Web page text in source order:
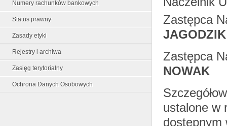
Numery rachunków bankowych
Status prawny
Zasady etyki
Rejestry i archiwa
Zasięg terytorialny
Ochrona Danych Osobowych
Zastępca
JAGODZIK
Zastępca
NOWAK
ustalone w
dostępnym